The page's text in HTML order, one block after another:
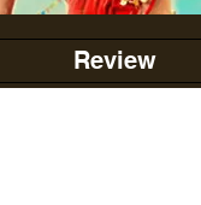
Review